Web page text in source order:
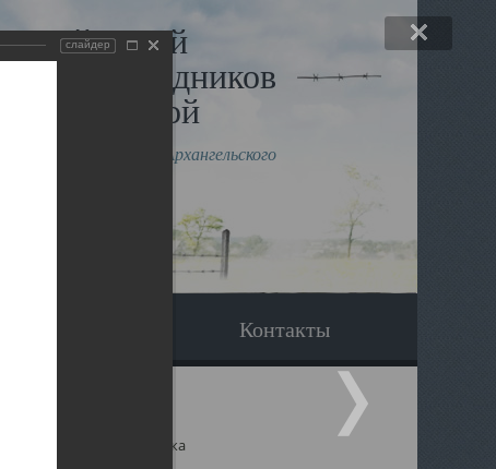
музей
и исповедников
митрополита Архангельского
Даниила
Контакты
собор Архангельска
слайдер